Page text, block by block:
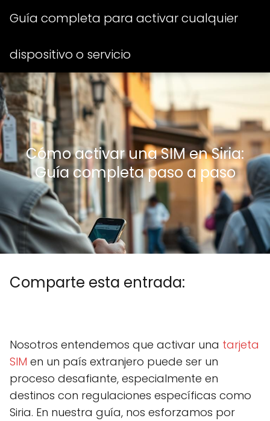
Guía completa para activar cualquier
dispositivo o servicio
Cómo activar una SIM en Siria:
Guía completa paso a paso
Comparte esta entrada:
p
r
t
i
r
e
n
w
t
t
e
r
)
p
r
t
i
r
e
n
e
o
o
k
p
r
t
i
r
e
n
t
r
e
s
t
p
r
t
i
r
e
n
k
d
I
n
p
a
r
e
i
l
Nosotros entendemos que activar una tarjeta
SIM en un país extranjero puede ser un
proceso desafiante, especialmente en
destinos con regulaciones específicas como
Siria. En nuestra guía, nos esforzamos por